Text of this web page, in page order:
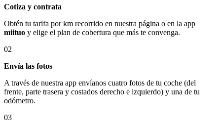
Cotiza y contrata
Obtén tu tarifa por km recorrido en nuestra página o en la app
miituo y elige el plan de cobertura que más te convenga.
02
Envía las fotos
A través de nuestra app envíanos cuatro fotos de tu coche (del
frente, parte trasera y costados derecho e izquierdo) y una de tu
odómetro.
03